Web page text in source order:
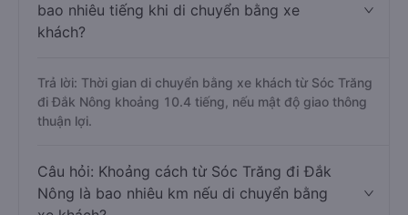
bao nhiêu tiếng khi di chuyển bằng xe
khách?
Trả lời: Thời gian di chuyển bằng xe khách từ Sóc Trăng
đi Đắk Nông khoảng 10.4 tiếng, nếu mật độ giao thông
thuận lợi.
Câu hỏi: Khoảng cách từ Sóc Trăng đi Đắk
Nông là bao nhiêu km nếu di chuyển bằng